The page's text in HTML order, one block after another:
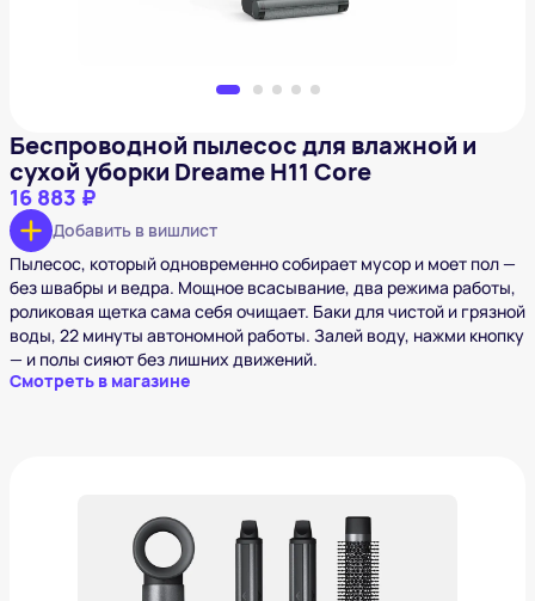
Беспроводной пылесос для влажной и
сухой уборки Dreame H11 Core
16 883 ₽
Добавить в вишлист
Пылесос, который одновременно собирает мусор и моет пол —
без швабры и ведра. Мощное всасывание, два режима работы,
роликовая щетка сама себя очищает. Баки для чистой и грязной
воды, 22 минуты автономной работы. Залей воду, нажми кнопку
— и полы сияют без лишних движений.
Смотреть в магазине